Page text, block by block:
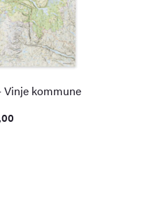
Vinje kommune